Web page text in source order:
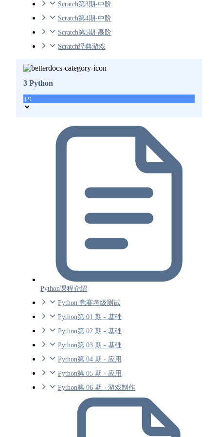
Scratch第3期-中阶
Scratch第4期-中阶
Scratch第5期-高阶
Scratch经典游戏
3 Python
421
Python课程介绍
Python 竞赛考级测试
Python第 01 期 - 基础
Python第 02 期 - 基础
Python第 03 期 - 基础
Python第 04 期 - 应用
Python第 05 期 - 应用
Python第 06 期 - 游戏制作